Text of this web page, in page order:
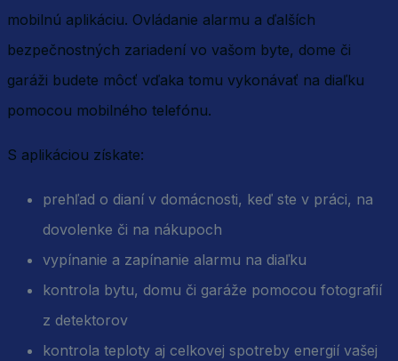
mobilnú aplikáciu. Ovládanie alarmu a ďalších
bezpečnostných zariadení vo vašom byte, dome či
garáži budete môcť vďaka tomu vykonávať na diaľku
pomocou mobilného telefónu.
S aplikáciou získate:
prehľad o dianí v domácnosti, keď ste v práci, na
dovolenke či na nákupoch
vypínanie a zapínanie alarmu na diaľku
kontrola bytu, domu či garáže pomocou fotografií
z detektorov
kontrola teploty aj celkovej spotreby energií vašej